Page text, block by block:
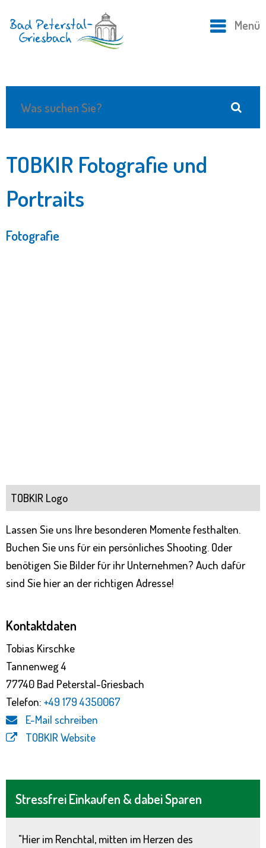
Menü
Stressfrei Einkaufen & dabei Sparen
"Hier im Renchtal, mitten im Herzen des
TOBKIR Fotografie und
Portraits
Fotografie
TOBKIR Logo
Lassen Sie uns Ihre besonderen Momente festhalten.
Buchen Sie uns für ein persönliches Shooting. Oder
benötigen Sie Bilder für ihr Unternehmen? Auch dafür
sind Sie hier an der richtigen Adresse!
Kontaktdaten
Tobias Kirschke
Tannenweg 4
77740 Bad Peterstal-Griesbach
Telefon: +49 179 4350067
E-Mail schreiben
TOBKIR Website